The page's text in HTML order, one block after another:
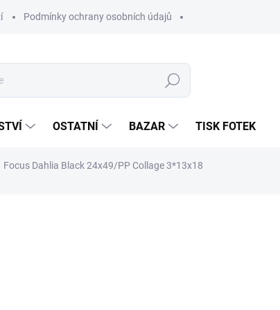
Podmínky ochrany osobních údajů
Hledat
OSTATNÍ BAZAR TISK FOTEK
Focus Dahlia Black 24x49/PP Collage 3*13x18